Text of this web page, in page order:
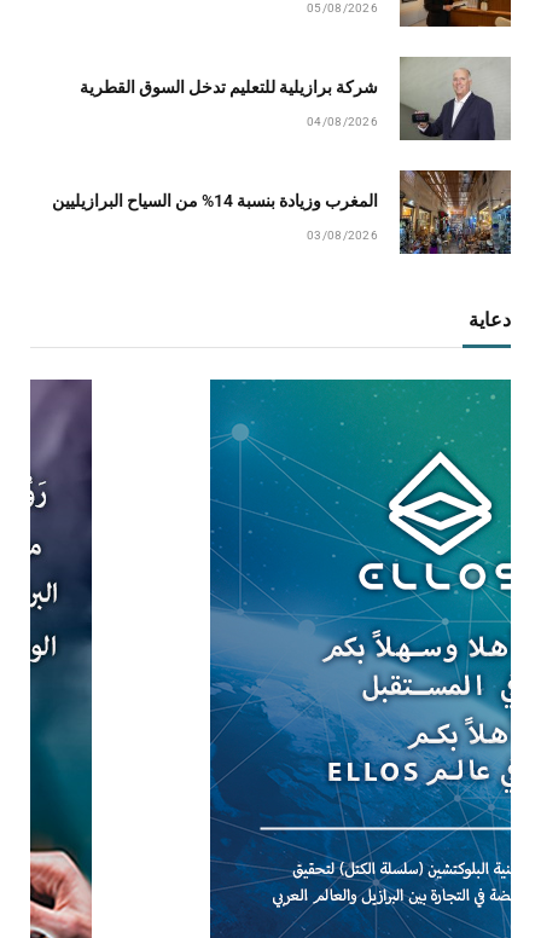
05/08/2026
شركة برازيلية للتعليم تدخل السوق القطرية
04/08/2026
المغرب وزيادة بنسبة 14% من السياح البرازيليين
03/08/2026
دعاية